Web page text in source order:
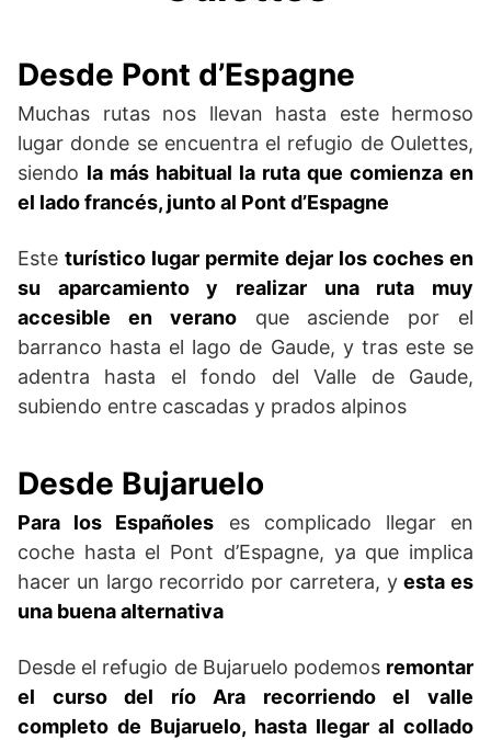
Desde Pont d’Espagne
Muchas rutas nos llevan hasta este hermoso
lugar donde se encuentra el refugio de Oulettes,
siendo la más habitual la ruta que comienza en
el lado francés, junto al Pont d’Espagne
Este turístico lugar permite dejar los coches en
su aparcamiento y realizar una ruta muy
accesible en veranoque asciende por el
barranco hasta el lago de Gaude, y tras este se
adentra hasta el fondo del Valle de Gaude,
subiendo entre cascadas y prados alpinos
Desde Bujaruelo
Para los Españoles es complicado llegar en
coche hasta el Pont d’Espagne, ya que implica
hacer un largo recorrido por carretera, yesta es
una buena alternativa
Desde el refugio de Bujaruelo podemos remontar
el curso del río Ara recorriendo el valle
completo de Bujaruelo, hasta llegar al collado